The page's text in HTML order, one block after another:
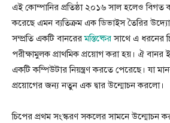
এই কোম্পানির প্রতিষ্ঠা ২০১৬ সাল হলেও
করেছে এমন ব্যতিক্রম এক ডিভাইস তৈরির
সম্প্রতি একটি বানরেরমস্তিষ্কেরসাথে এ ধরনের
পরীক্ষামুলক প্রাথমিক প্রয়োগ করা হয়। ঐ বানর
একটি কম্পিউটার নিয়ন্ত্রণ করতে পেরেছে। যা
প্রয়োগের জন্য নতুন এক দ্বার উন্মোচন করলো।
চিপের প্রথম সংস্করণ সকলের সামনে উন্মোচন